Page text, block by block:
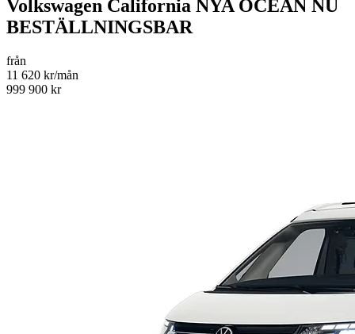
Volkswagen California NYA OCEAN NU
BESTÄLLNINGSBAR
från
11 620 kr/mån
999 900 kr